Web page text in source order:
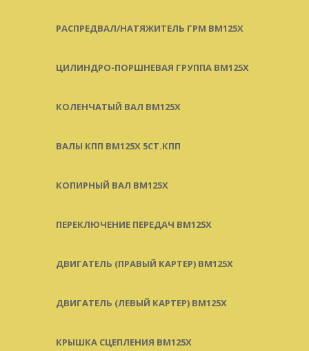
РАСПРЕДВАЛ/НАТЯЖИТЕЛЬ ГРМ BM125X
ЦИЛИНДРО-ПОРШНЕВАЯ ГРУППА BM125X
КОЛЕНЧАТЫЙ ВАЛ BM125X
ВАЛЫ КПП BM125X 5СТ.КПП
КОПИРНЫЙ ВАЛ BM125X
ПЕРЕКЛЮЧЕНИЕ ПЕРЕДАЧ BM125X
ДВИГАТЕЛЬ (ПРАВЫЙ КАРТЕР) BM125X
ДВИГАТЕЛЬ (ЛЕВЫЙ КАРТЕР) BM125X
КРЫШКА СЦЕПЛЕНИЯ BM125X